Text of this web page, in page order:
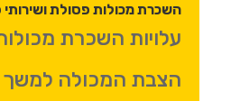
השכרת מכולות פסולת ושירותי
עלויות השכרת
הצבת המכולה למשך